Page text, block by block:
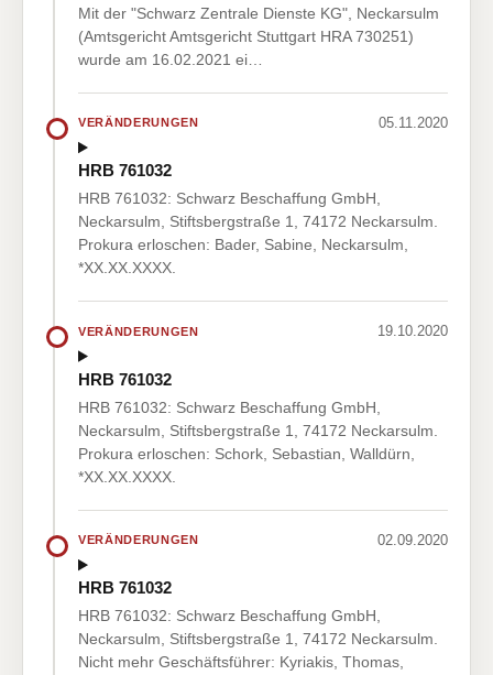
Mit der "Schwarz Zentrale Dienste KG", Neckarsulm
(Amtsgericht Amtsgericht Stuttgart HRA 730251)
wurde am 16.02.2021 ei…
VERÄNDERUNGEN 05.11.2020
HRB 761032
HRB 761032: Schwarz Beschaffung GmbH,
Neckarsulm, Stiftsbergstraße 1, 74172 Neckarsulm.
Prokura erloschen: Bader, Sabine, Neckarsulm,
*XX.XX.XXXX.
VERÄNDERUNGEN 19.10.2020
HRB 761032
HRB 761032: Schwarz Beschaffung GmbH,
Neckarsulm, Stiftsbergstraße 1, 74172 Neckarsulm.
Prokura erloschen: Schork, Sebastian, Walldürn,
*XX.XX.XXXX.
VERÄNDERUNGEN 02.09.2020
HRB 761032
HRB 761032: Schwarz Beschaffung GmbH,
Neckarsulm, Stiftsbergstraße 1, 74172 Neckarsulm.
Nicht mehr Geschäftsführer: Kyriakis, Thomas,